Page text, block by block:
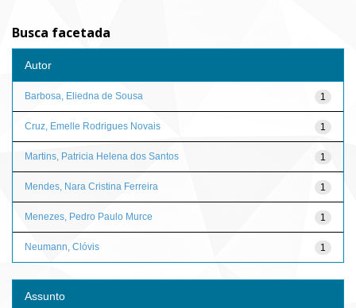
Busca facetada
Autor
1
Barbosa, Eliedna de Sousa
1
Cruz, Emelle Rodrigues Novais
1
Martins, Patricia Helena dos Santos
1
Mendes, Nara Cristina Ferreira
1
Menezes, Pedro Paulo Murce
1
Neumann, Clóvis
Assunto